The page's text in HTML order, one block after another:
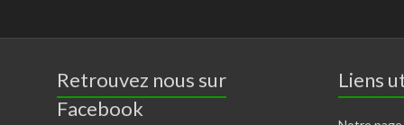
Retrouvez nous sur
Facebook
Liens